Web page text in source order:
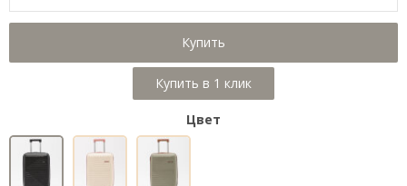
Купить
Цвет